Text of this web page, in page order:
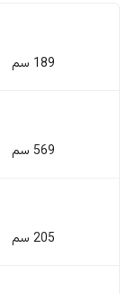
189 سم
569 سم
205 سم